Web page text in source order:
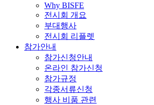
Why BISFE
전시회 개요
부대행사
전시회 리플렛
참가안내
참가신청안내
온라인 참가신청
참가규정
각종서류신청
행사 비품 관련